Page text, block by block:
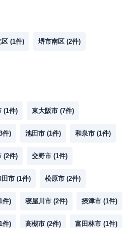
区 (1件) 堺市南区 (2件)
(1件) 東大阪市 (7件)
件) 池田市 (1件) 和泉市 (1件)
(2件) 交野市 (1件)
田市 (1件) 松原市 (2件)
件) 寝屋川市 (2件) 摂津市 (1件)
件) 高槻市 (2件) 富田林市 (1件)